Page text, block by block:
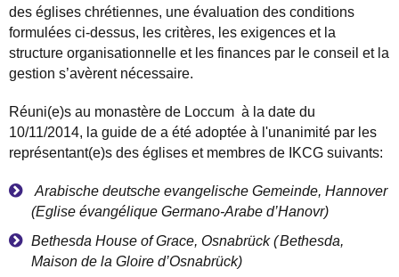
des églises chrétiennes, une évaluation des conditions
formul ées ci-dessus, les critères, les exigences et la
structure organisationnelle et les finances par le conseil et la
gestion s’avèrent nécessaire.
Réuni(e)s au monastère de Loccum à la date du
10/11/2014, la guide de a été adoptée à l'unanimité par les
représentant(e)s des églises et membres de IKCG suivants:
Arabische deutsche evangelische Gemeinde, Hannover
(Eglise évangélique Germano-Arabe d’Hanovr)
Bethesda House of Grace, Osnabrück (Bethesda,
Maison de la Gloire d’Osnabrück)